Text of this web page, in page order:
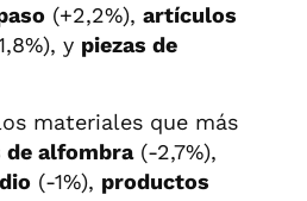
(+2,2%), artículos
y piezas de
materiales que más
de alfombra(-2,7%),
(-1%), productos